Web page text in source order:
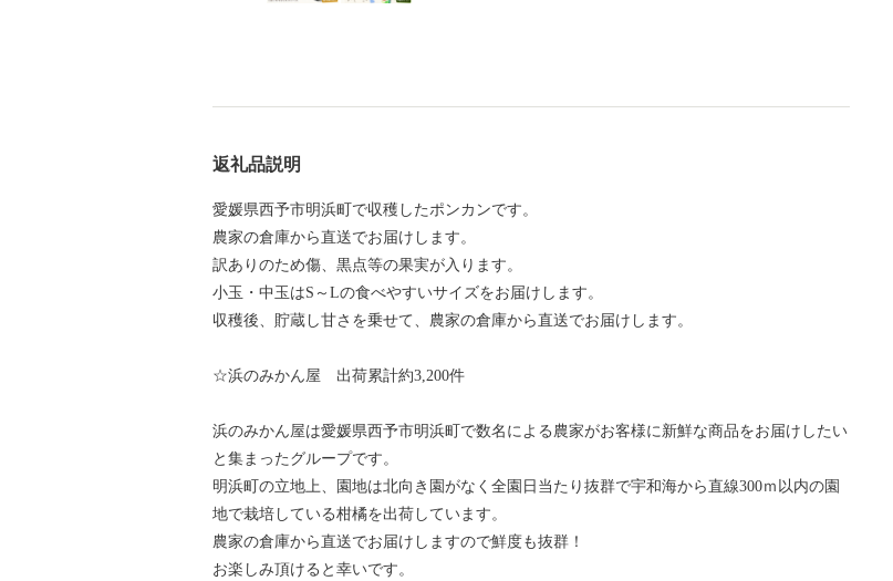
返礼品説明
愛媛県西予市明浜町で収穫したポンカンです。
農家の倉庫から直送でお届けします。
訳ありのため傷、黒点等の果実が入ります。
小玉・中玉はS～Lの食べやすいサイズをお届けします。
収穫後、貯蔵し甘さを乗せて、農家の倉庫から直送でお届けします。
☆浜のみかん屋 出荷累計約3,200件
浜のみかん屋は愛媛県西予市明浜町で数名による農家がお客様に新鮮な商品をお届けしたい
と集まったグループです。
明浜町の立地上、園地は北向き園がなく全園日当たり抜群で宇和海から直線300ｍ以内の園
地で栽培している柑橘を出荷しています。
農家の倉庫から直送でお届けしますので鮮度も抜群！
お楽しみ頂けると幸いです。